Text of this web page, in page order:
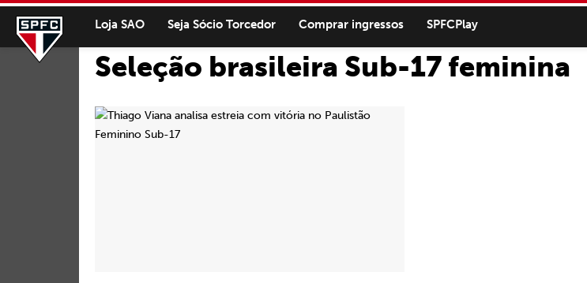
Loja SAO Seja Sócio Torcedor Comprar ingressos SPFCPlay
Seleção brasileira Sub-17 feminina